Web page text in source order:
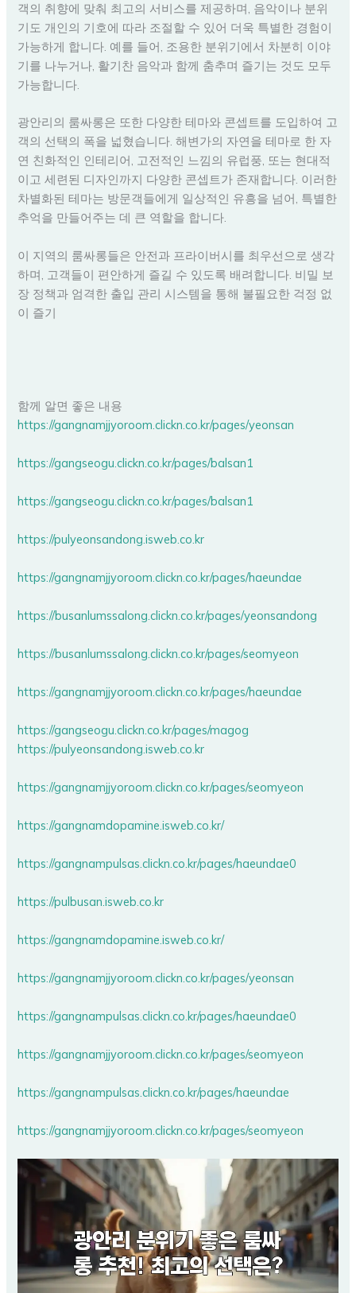
객의 취향에 맞춰 최고의 서비스를 제공하며, 음악이나 분위
기도 개인의 기호에 따라 조절할 수 있어 더욱 특별한 경험이
가능하게 합니다. 예를 들어, 조용한 분위기에서 차분히 이야
기를 나누거나, 활기찬 음악과 함께 춤추며 즐기는 것도 모두
가능합니다.
광안리의 룸싸롱은 또한 다양한 테마와 콘셉트를 도입하여 고
객의 선택의 폭을 넓혔습니다. 해변가의 자연을 테마로 한 자
연 친화적인 인테리어, 고전적인 느낌의 유럽풍, 또는 현대적
이고 세련된 디자인까지 다양한 콘셉트가 존재합니다. 이러한
차별화된 테마는 방문객들에게 일상적인 유흥을 넘어, 특별한
추억을 만들어주는 데 큰 역할을 합니다.
이 지역의 룸싸롱들은 안전과 프라이버시를 최우선으로 생각
하며, 고객들이 편안하게 즐길 수 있도록 배려합니다. 비밀 보
장 정책과 엄격한 출입 관리 시스템을 통해 불필요한 걱정 없
이 즐기
함께 알면 좋은 내용
https://gangnamjjyoroom.clickn.co.kr/pages/yeonsan
https://gangseogu.clickn.co.kr/pages/balsan1
https://gangseogu.clickn.co.kr/pages/balsan1
https://pulyeonsandong.isweb.co.kr
https://gangnamjjyoroom.clickn.co.kr/pages/haeundae
https://busanlumssalong.clickn.co.kr/pages/yeonsandong
https://busanlumssalong.clickn.co.kr/pages/seomyeon
https://gangnamjjyoroom.clickn.co.kr/pages/haeundae
https://gangseogu.clickn.co.kr/pages/magog
https://pulyeonsandong.isweb.co.kr
https://gangnamjjyoroom.clickn.co.kr/pages/seomyeon
https://gangnamdopamine.isweb.co.kr/
https://gangnampulsas.clickn.co.kr/pages/haeundae0
https://pulbusan.isweb.co.kr
https://gangnamdopamine.isweb.co.kr/
https://gangnamjjyoroom.clickn.co.kr/pages/yeonsan
https://gangnampulsas.clickn.co.kr/pages/haeundae0
https://gangnamjjyoroom.clickn.co.kr/pages/seomyeon
https://gangnampulsas.clickn.co.kr/pages/haeundae
https://gangnamjjyoroom.clickn.co.kr/pages/seomyeon